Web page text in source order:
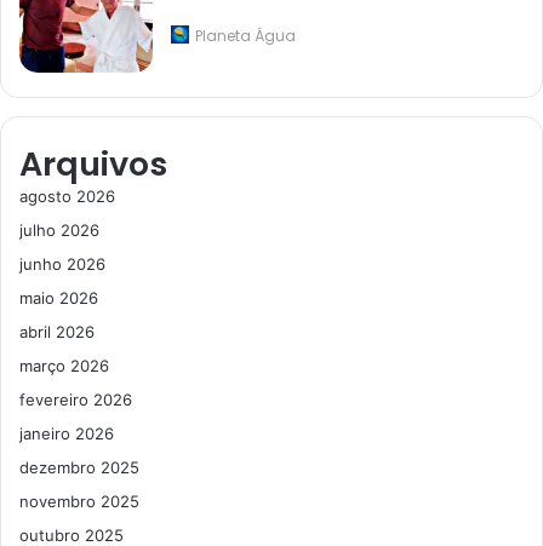
Planeta Água
Arquivos
agosto 2026
julho 2026
junho 2026
maio 2026
abril 2026
março 2026
fevereiro 2026
janeiro 2026
dezembro 2025
novembro 2025
outubro 2025